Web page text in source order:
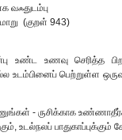
வஃதுடம்பு
(குறள் 943)
உண்ட உணவு செரித்த
பெற்றுள்ள
- ருசிக்காக
உடல்நலப் பாதுகாப்புக்கும்